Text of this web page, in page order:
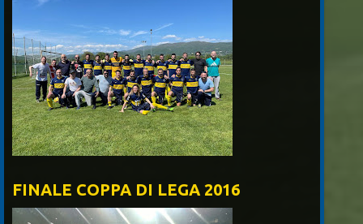
FINALE COPPA DI LEGA 2016